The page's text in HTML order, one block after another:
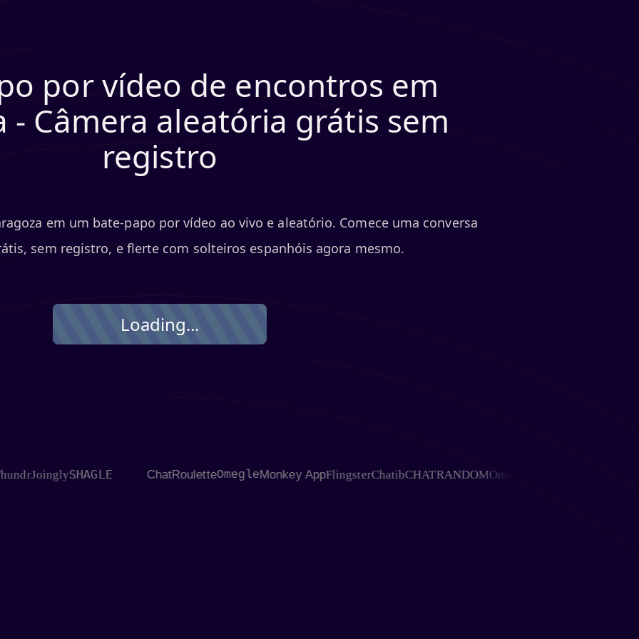
por vídeo de encontros em
- Câmera aleatória grátis sem
registro
em um bate-papo por vídeo ao vivo e aleatório. Comece uma conversa
sem registro, e flerte com solteiros espanhóis agora mesmo.
Loading...
JoinglySHAGLE ChatRouletteOmegleMonkey AppFlingsterChatibCHATRANDOMOmeTVChativ